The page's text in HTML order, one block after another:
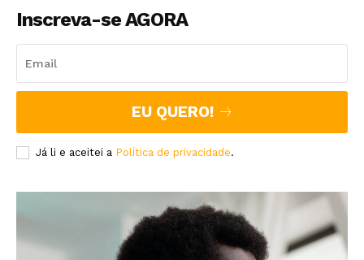
Inscreva-se AGORA
EU QUERO!
Já li e aceitei a Política de privacidade.